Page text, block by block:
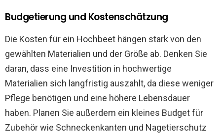
Budgetierung und Kostenschätzung
Die Kosten für ein Hochbeet hängen stark von den
gewählten Materialien und der Größe ab. Denken Sie
daran, dass eine Investition in hochwertige
Materialien sich langfristig auszahlt, da diese weniger
Pflege benötigen und eine höhere Lebensdauer
haben. Planen Sie außerdem ein kleines Budget für
Zubehör wie Schneckenkanten und Nagetierschutz